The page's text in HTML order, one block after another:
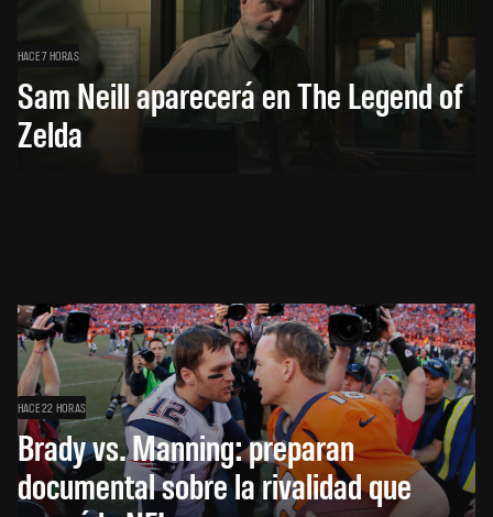
HACE 7 HORAS
Sam Neill aparecerá en The Legend of
Zelda
HACE 22 HORAS
Brady vs. Manning: preparan
documental sobre la rivalidad que